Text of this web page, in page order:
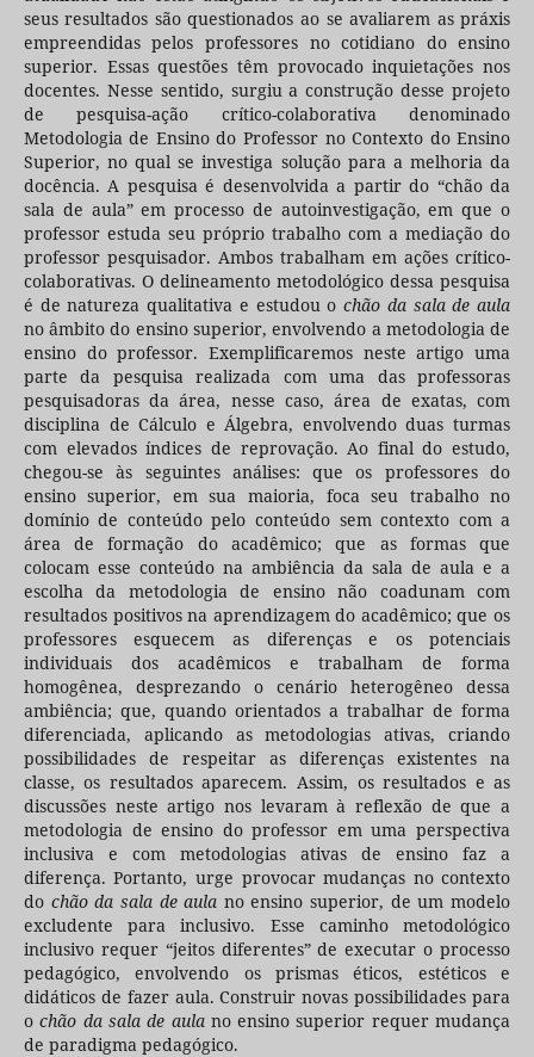
seus resultados são questionados ao se avaliarem as práxis
empreendidas pelos professores no cotidiano do ensino
superior. Essas questões têm provocado inquietações nos
docentes. Nesse sentido, surgiu a construção desse projeto
de pesquisa-ação crítico-colaborativa denominado
Metodologia de Ensino do Professor no Contexto do Ensino
Superior, no qual se investiga solução para a melhoria da
docência. A pesquisa é desenvolvida a partir do “chão da
sala de aula” em processo de autoinvestigação, em que o
professor estuda seu próprio trabalho com a mediação do
professor pesquisador. Ambos trabalham em ações crítico-
colaborativas. O delineamento metodológico dessa pesquisa
é de natureza qualitativa e estudou ochão da sala de aula
no âmbito do ensino superior, envolvendo a metodologia de
ensino do professor. Exemplificaremos neste artigo uma
parte da pesquisa realizada com uma das professoras
pesquisadoras da área, nesse caso, área de exatas, com
disciplina de Cálculo e Álgebra, envolvendo duas turmas
com elevados índices de reprovação. Ao final do estudo,
chegou-se às seguintes análises: que os professores do
ensino superior, em sua maioria, foca seu trabalho no
domínio de conteúdo pelo conteúdo sem contexto com a
área de formação do acadêmico; que as formas que
colocam esse conteúdo na ambiência da sala de aula e a
escolha da metodologia de ensino não coadunam com
resultados positivos na aprendizagem do acadêmico; que os
professores esquecem as diferenças e os potenciais
individuais dos acadêmicos e trabalham de forma
homogênea, desprezando o cenário heterogêneo dessa
ambiência; que, quando orientados a trabalhar de forma
diferenciada, aplicando as metodologias ativas, criando
possibilidades de respeitar as diferenças existentes na
classe, os resultados aparecem. Assim, os resultados e as
discussões neste artigo nos levaram à reflexão de que a
metodologia de ensino do professor em uma perspectiva
inclusiva e com metodologias ativas de ensino faz a
diferença. Portanto, urge provocar mudanças no contexto
do chão da sala de aula no ensino superior, de um modelo
excludente para inclusivo. Esse caminho metodológico
inclusivo requer “jeitos diferentes” de executar o processo
pedagógico, envolvendo os prismas éticos, estéticos e
didáticos de fazer aula. Construir novas possibilidades para
ochão da sala de aulano ensino superior requer mudança
de paradigma pedagógico.